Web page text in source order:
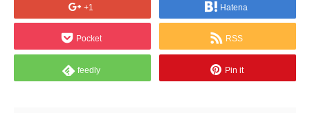
+1 Hatena
Pocket RSS
feedly Pin it